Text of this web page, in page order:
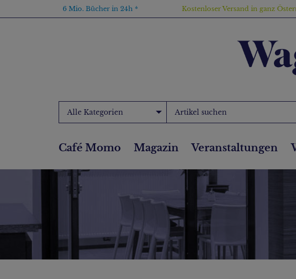
6 Mio. Bücher in 24h * Kostenloser Versand in ganz
Alle Kategorien
Café Momo Magazin Veranstaltungen